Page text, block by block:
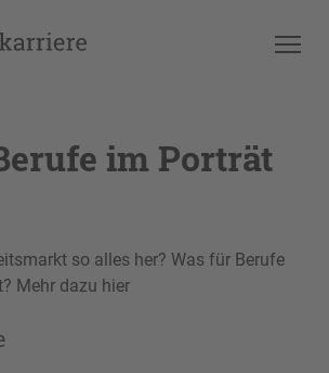
im Porträt
so alles her? Was für Berufe
Mehr dazu hier